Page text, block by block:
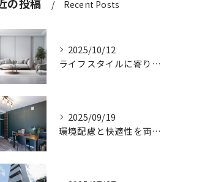
Recent Posts
2025/10/12
ライフスタイルに寄り添う快適な新築一戸建て設計
2025/09/19
環境配慮と快適性を両立させた新築一戸建ての暮らし方